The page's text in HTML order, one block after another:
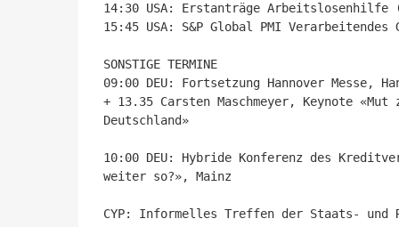
14:30 USA: Erstanträge Arbeitslosenhilfe
15:45 USA: S&P Global PMI
SONSTIGE TERMINE
09:00 DEU: Fortsetzung Hannover Messe,
+ 13.35 Carsten Maschmeyer, Keynote
Deutschland»
10:00 DEU: Hybride Konferenz des
weiter so?», Mainz